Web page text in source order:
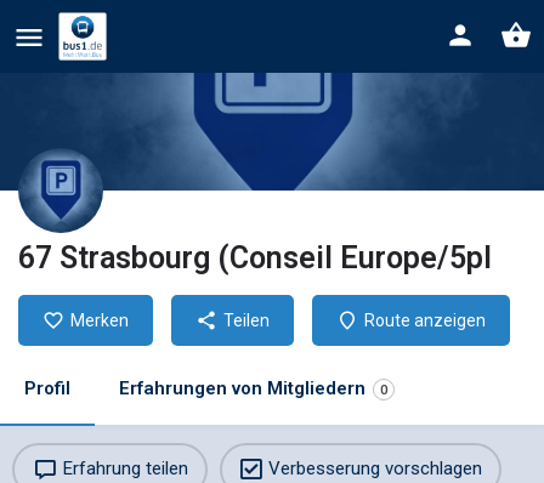
67 Strasbourg (Conseil Europe/5pl
Merken Teilen Route anzeigen
Profil Erfahrungen von Mitgliedern 0
Erfahrung teilen Verbesserung vorschlagen